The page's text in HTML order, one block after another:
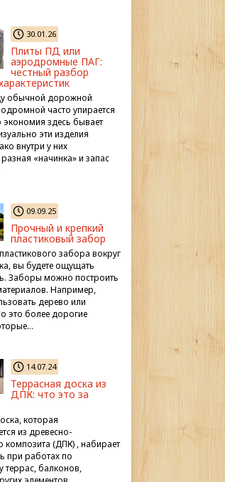
30.01.26
Плиты ПД или
аэродромные ПАГ:
честный разбор
обычной дорожной
часто упирается
здесь бывает
эти изделия
внутри у них
«начинка» и запас
09.09.25
Прочный и крепкий
пластиковый забор
забора вокруг
вы будете ощущать
Заборы можно построить
Например,
дерево или
это более дорогие
14.07.24
Террасная доска из
ДПК: что это за
которая
из древесно-
композита (ДПК) , набирает
при работах по
террас, балконов,